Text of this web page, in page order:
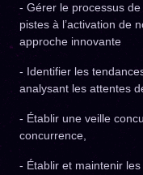
- Gérer le processus
pistes à l’activation de
approche innovante
- Identifier les
analysant les attentes
- Établir une veille
concurrence,
- Établir et maintenir